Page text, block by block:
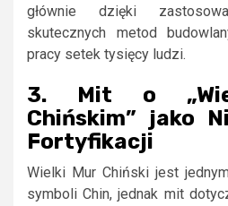
głównie dzięki
skutecznych metod
pracy setek tysięcy ludzi.
3. Mit o
Chińskim” jako
Fortyfikacji
Wielki Mur Chiński jest
symboli Chin, jednak mit